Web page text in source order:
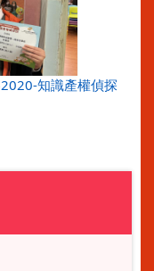
知識產權偵探